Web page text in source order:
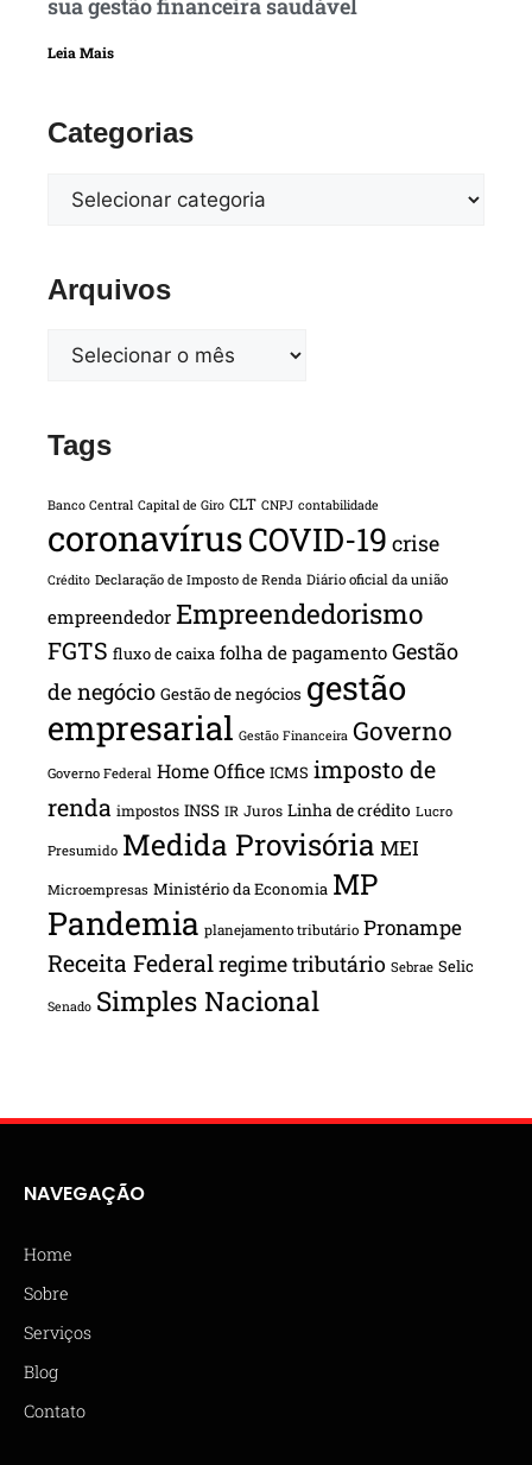
Leia Mais
Categorias
Arquivos
Tags
Banco Central Capital de Giro CLT CNPJ contabilidade
coronavírusCOVID-19 crise
Crédito Declaração de Imposto de Renda Diário oficial da união
empreendedor Empreendedorismo
FGTS fluxo de caixa folha de pagamento Gestão
de negócio Gestão de negócios gestão
empresarial Gestão Financeira Governo
Governo Federal Home Office ICMS imposto de
renda impostos INSS IR Juros Linha de crédito Lucro
Presumido Medida Provisória MEI
Microempresas Ministério da Economia MP
Pandemia planejamento tributário Pronampe
Receita Federalregime tributário Sebrae Selic
Senado Simples Nacional
NAVEGAÇÃO
Home
Sobre
Serviços
Blog
Contato